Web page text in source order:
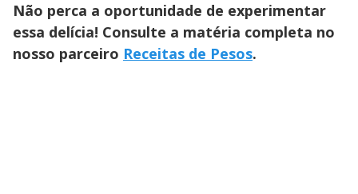
Não perca a oportunidade de experimentar
essa delícia! Consulte a matéria completa no
nosso parceiro Receitas de Pesos.